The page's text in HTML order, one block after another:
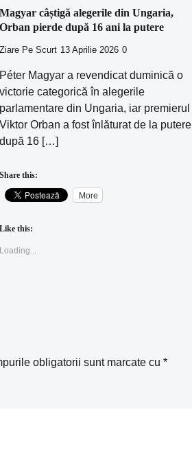
Magyar câștigă alegerile din Ungaria,
Orban pierde după 16 ani la putere
Ziare Pe Scurt 13 Aprilie 2026 0
Péter Magyar a revendicat duminică o
victorie categorică în alegerile
parlamentare din Ungaria, iar premierul
Viktor Orban a fost înlăturat de la putere
după 16 […]
Share this:
More
Like this:
Loading...
obligatorii sunt marcate cu *